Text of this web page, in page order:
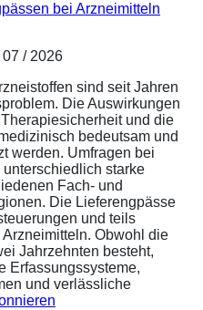
bei Arzneimitteln
/ 2026
sind seit Jahren
Die Auswirkungen
und die
bedeutsam und
werden. Umfragen bei
starke
Fach- und
Die Lieferengpässe
und teils
Obwohl die
Jahrzehnten besteht,
Erfassungssysteme,
und verlässliche